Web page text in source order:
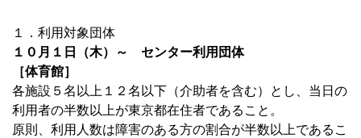
１．利用対象団体
１０月１日（木）～ センター利用団体
［体育館］
各施設５名以上１２名以下（介助者を含む）とし、当日の
利用者の半数以上が東京都在住者であること。
原則、利用人数は障害のある方の割合が半数以上であるこ